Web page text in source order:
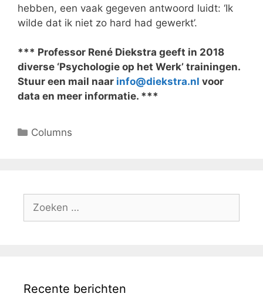
hebben, een vaak gegeven antwoord luidt: ‘Ik
wilde dat ik niet zo hard had gewerkt’.
*** Professor René Diekstra geeft in 2018
diverse ‘Psychologie op het Werk’ trainingen.
Stuur een mail naar info@diekstra.nl voor
data en meer informatie. ***
Columns
Recente berichten